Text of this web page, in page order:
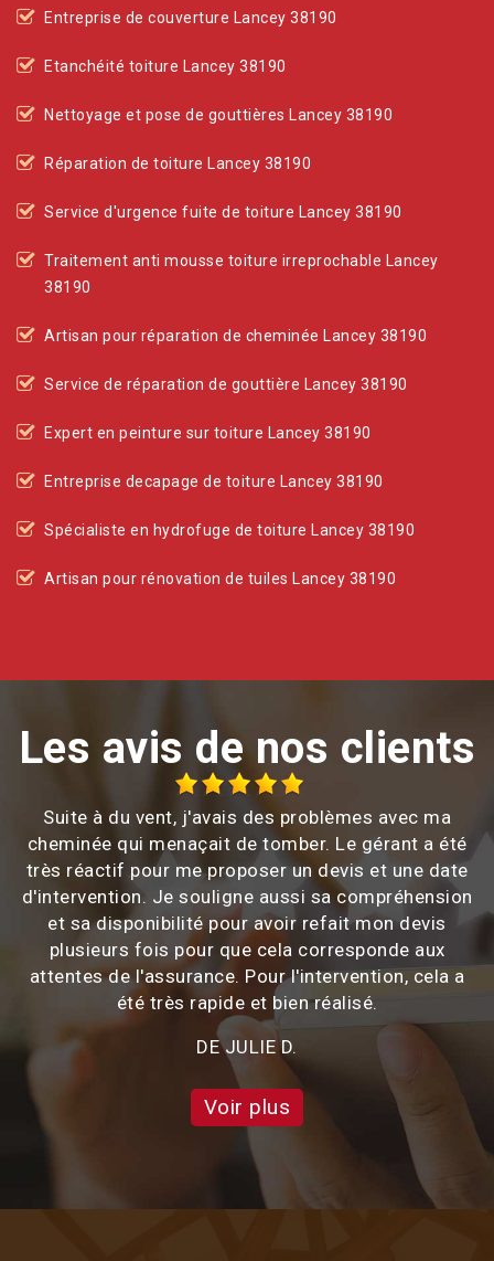
Entreprise de couverture Lancey 38190
Etanchéité toiture Lancey 38190
Nettoyage et pose de gouttières Lancey 38190
Réparation de toiture Lancey 38190
Service d'urgence fuite de toiture Lancey 38190
Traitement anti mousse toiture irreprochable Lancey
38190
Artisan pour réparation de cheminée Lancey 38190
Service de réparation de gouttière Lancey 38190
Expert en peinture sur toiture Lancey 38190
Entreprise decapage de toiture Lancey 38190
Spécialiste en hydrofuge de toiture Lancey 38190
Artisan pour rénovation de tuiles Lancey 38190
Les avis de nos clients
Suite à du vent, j'avais des problèmes avec ma
cheminée qui menaçait de tomber. Le gérant a été
très réactif pour me proposer un devis et une date
d'intervention. Je souligne aussi sa compréhension
et sa disponibilité pour avoir refait mon devis
plusieurs fois pour que cela corresponde aux
attentes de l'assurance. Pour l'intervention, cela a
été très rapide et bien réalisé.
DE JULIE D.
Voir plus